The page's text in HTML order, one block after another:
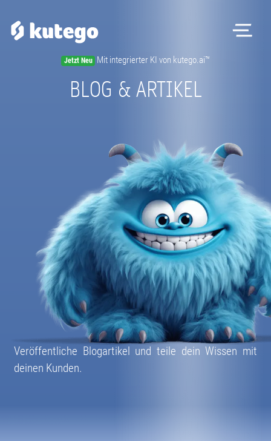
Jetzt Neu Mit integrierter KI von kutego.ai™
BLOG & ARTIKEL
Veröffentliche Blogartikel und teile dein Wissen mit
deinen Kunden.
Software
Hardware
Kontakt
Magazin
Registrieren
Beratungstermin
08004003055